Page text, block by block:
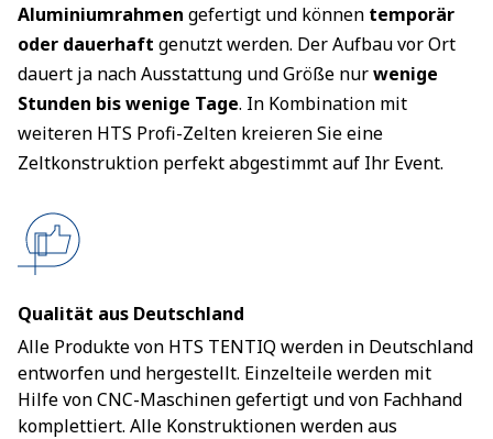
Aluminiumrahmen gefertigt und können temporär
oder dauerhaft genutzt werden. Der Aufbau vor Ort
dauert ja nach Ausstattung und Größe nurwenige
Stunden bis wenige Tage. In Kombination mit
weiteren HTS Profi-Zelten kreieren Sie eine
Zeltkonstruktion perfekt abgestimmt auf Ihr Event.
Qualität aus Deutschland
Alle Produkte von HTS TENTIQ werden in Deutschland
entworfen und hergestellt. Einzelteile werden mit
Hilfe von CNC-Maschinen gefertigt und von Fachhand
komplettiert. Alle Konstruktionen werden aus